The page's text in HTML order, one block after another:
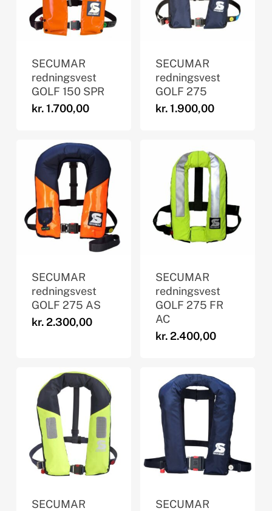
SECUMAR
redningsvest
GOLF 150 SPR
kr.1.700,00
SECUMAR
redningsvest
GOLF 275
kr.1.900,00
SECUMAR
redningsvest
GOLF 275 AS
kr.2.300,00
SECUMAR
redningsvest
GOLF 275 FR
AC
kr.2.400,00
SECUMAR
SECUMAR